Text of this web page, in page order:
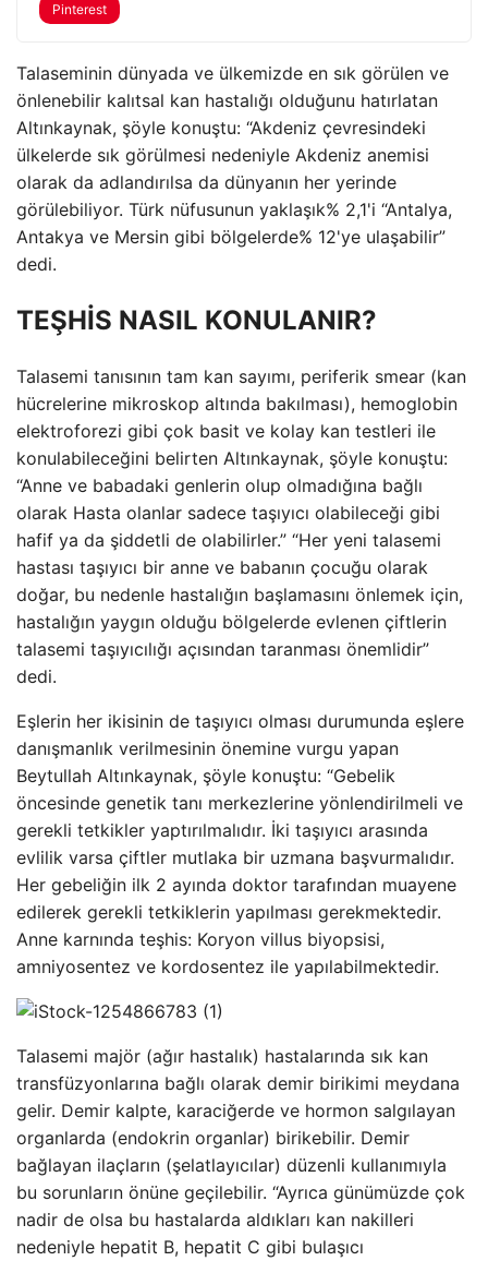
Pinterest
Talaseminin dünyada ve ülkemizde en sık görülen ve
önlenebilir kalıtsal kan hastalığı olduğunu hatırlatan
Altınkaynak, şöyle konuştu: “Akdeniz çevresindeki
ülkelerde sık görülmesi nedeniyle Akdeniz anemisi
olarak da adlandırılsa da dünyanın her yerinde
görülebiliyor. Türk nüfusunun yaklaşık% 2,1'i “Antalya,
Antakya ve Mersin gibi bölgelerde% 12'ye ulaşabilir”
dedi.
TEŞHİS NASIL KONULANIR?
Talasemi tanısının tam kan sayımı, periferik smear (kan
hücrelerine mikroskop altında bakılması), hemoglobin
elektroforezi gibi çok basit ve kolay kan testleri ile
konulabileceğini belirten Altınkaynak, şöyle konuştu:
“Anne ve babadaki genlerin olup olmadığına bağlı
olarak Hasta olanlar sadece taşıyıcı olabileceği gibi
hafif ya da şiddetli de olabilirler.” “Her yeni talasemi
hastası taşıyıcı bir anne ve babanın çocuğu olarak
doğar, bu nedenle hastalığın başlamasını önlemek için,
hastalığın yaygın olduğu bölgelerde evlenen çiftlerin
talasemi taşıyıcılığı açısından taranması önemlidir”
dedi.
Eşlerin her ikisinin de taşıyıcı olması durumunda eşlere
danışmanlık verilmesinin önemine vurgu yapan
Beytullah Altınkaynak, şöyle konuştu: “Gebelik
öncesinde genetik tanı merkezlerine yönlendirilmeli ve
gerekli tetkikler yaptırılmalıdır. İki taşıyıcı arasında
evlilik varsa çiftler mutlaka bir uzmana başvurmalıdır.
Her gebeliğin ilk 2 ayında doktor tarafından muayene
edilerek gerekli tetkiklerin yapılması gerekmektedir.
Anne karnında teşhis: Koryon villus biyopsisi,
amniyosentez ve kordosentez ile yapılabilmektedir.
Talasemi majör (ağır hastalık) hastalarında sık kan
transfüzyonlarına bağlı olarak demir birikimi meydana
gelir. Demir kalpte, karaciğerde ve hormon salgılayan
organlarda (endokrin organlar) birikebilir. Demir
bağlayan ilaçların (şelatlayıcılar) düzenli kullanımıyla
bu sorunların önüne geçilebilir. “Ayrıca günümüzde çok
nadir de olsa bu hastalarda aldıkları kan nakilleri
nedeniyle hepatit B, hepatit C gibi bulaşıcı